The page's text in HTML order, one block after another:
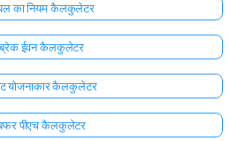
का नियम कैलकुलेटर
ईवन कैलकुलेटर
योजनाकार कैलकुलेटर
पीएच कैलकुलेटर